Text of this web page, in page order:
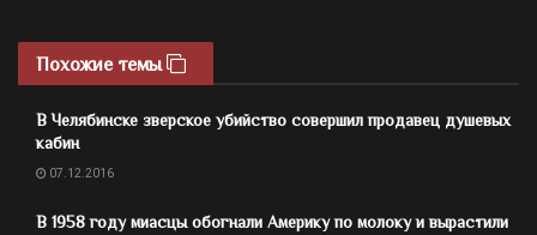
Похожие темы
В Челябинске зверское убийство совершил продавец душевых
кабин
07.12.2016
В 1958 году миасцы обогнали Америку по молоку и вырастили